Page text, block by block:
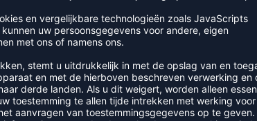
CATEGORIE LOOPSHIRTS
-35%